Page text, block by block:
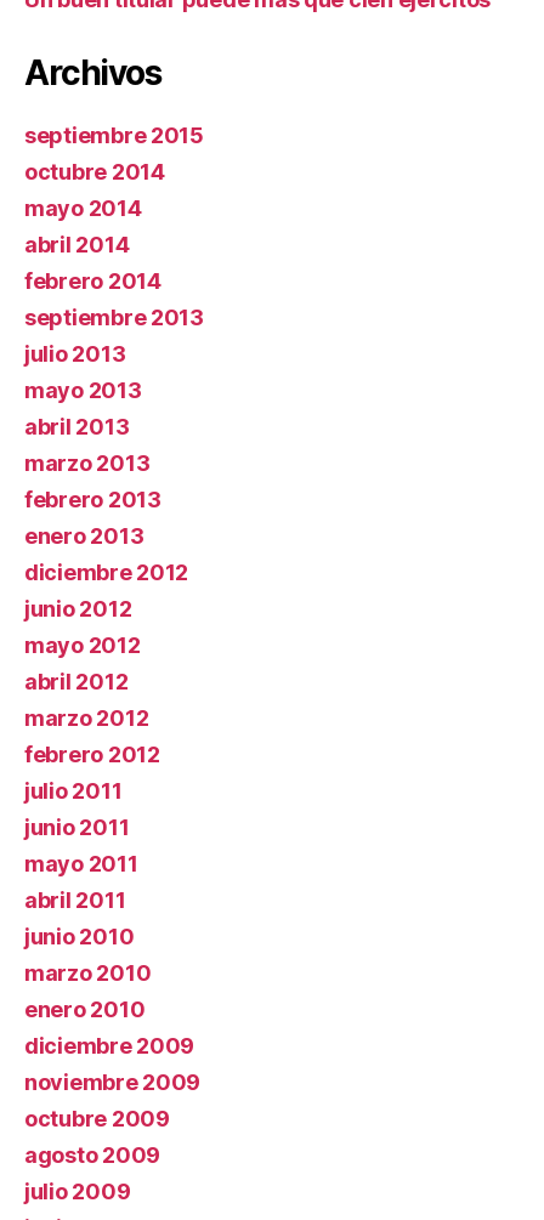
Archivos
septiembre 2015
octubre 2014
mayo 2014
abril 2014
febrero 2014
septiembre 2013
julio 2013
mayo 2013
abril 2013
marzo 2013
febrero 2013
enero 2013
diciembre 2012
junio 2012
mayo 2012
abril 2012
marzo 2012
febrero 2012
julio 2011
junio 2011
mayo 2011
abril 2011
junio 2010
marzo 2010
enero 2010
diciembre 2009
noviembre 2009
octubre 2009
agosto 2009
julio 2009